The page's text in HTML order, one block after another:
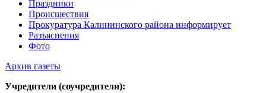
Праздники
Происшествия
Прокуратура Калининского района информирует
Разъяснения
Фото
Архив газеты
Учредители (соучредители):